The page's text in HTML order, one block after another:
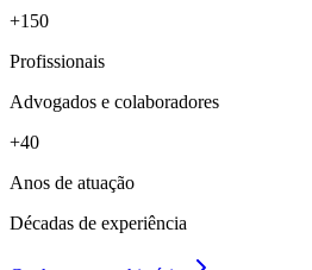
+150
Profissionais
Advogados e colaboradores
+40
Anos de atuação
Décadas de experiência